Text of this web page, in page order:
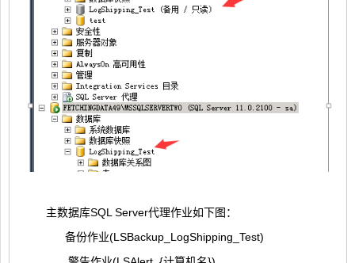
主数据库SQL Server代理作业如下图：
备份作业(LSBackup_LogShipping_Test)